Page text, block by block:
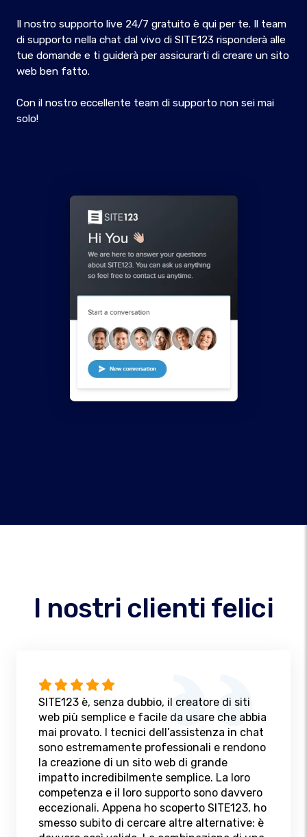
Il nostro supporto live 24/7 gratuito è qui per te. Il team
di supporto nella chat dal vivo di SITE123 risponderà alle
tue domande e ti guiderà per assicurarti di creare un sito
web ben fatto.
Con il nostro eccellente team di supporto non sei mai
solo!
I nostri clienti felici
SITE123 è, senza dubbio, il creatore di siti
web più semplice e facile da usare che abbia
mai provato. I tecnici dell’assistenza in chat
sono estremamente professionali e rendono
la creazione di un sito web di grande
impatto incredibilmente semplice. La loro
competenza e il loro supporto sono davvero
eccezionali. Appena ho scoperto SITE123, ho
smesso subito di cercare altre alternative: è